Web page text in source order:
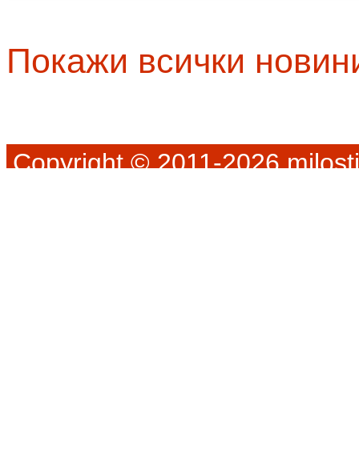
Покажи всички
Copyright © 2011-2026